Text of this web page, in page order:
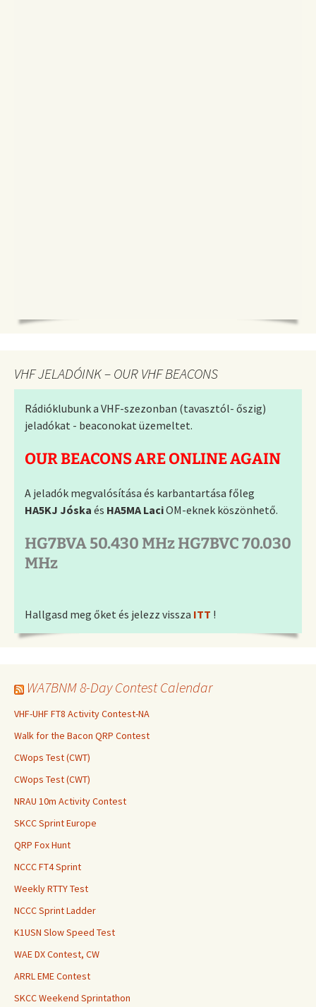
VHF JELADÓINK – OUR VHF BEACONS
Rádióklubunk a VHF-szezonban (tavasztól- őszig)
jeladókat - beaconokat üzemeltet.
OUR BEACONS ARE ONLINE AGAIN
A jeladók megvalósítása és karbantartása főleg
HA5KJ Jóska és HA5MA LaciOM-eknek köszönhető.
HG7BVA 50.430 MHz HG7BVC 70.030
MHz
Hallgasd meg őket és jelezz vissza ITT !
WA7BNM 8-Day Contest Calendar
VHF-UHF FT8 Activity Contest-NA
Walk for the Bacon QRP Contest
CWops Test (CWT)
CWops Test (CWT)
NRAU 10m Activity Contest
SKCC Sprint Europe
QRP Fox Hunt
NCCC FT4 Sprint
Weekly RTTY Test
NCCC Sprint Ladder
K1USN Slow Speed Test
WAE DX Contest, CW
ARRL EME Contest
SKCC Weekend Sprintathon